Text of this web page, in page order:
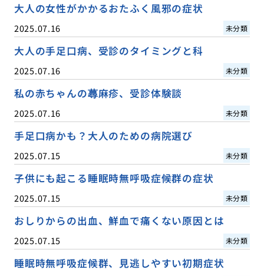
大人の女性がかかるおたふく風邪の症状
2025.07.16 未分類
大人の手足口病、受診のタイミングと科
2025.07.16 未分類
私の赤ちゃんの蕁麻疹、受診体験談
2025.07.16 未分類
手足口病かも？大人のための病院選び
2025.07.15 未分類
子供にも起こる睡眠時無呼吸症候群の症状
2025.07.15 未分類
おしりからの出血、鮮血で痛くない原因とは
2025.07.15 未分類
睡眠時無呼吸症候群、見逃しやすい初期症状